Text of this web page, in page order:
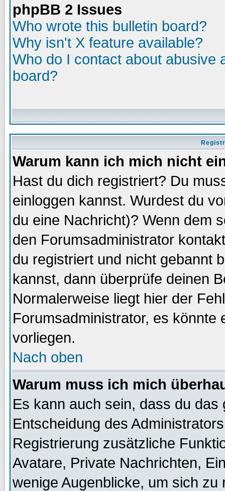
phpBB 2 Issues
Who wrote this bulletin board?
Why isn't X feature available?
Who do I contact about abusive
board?
Warum kann ich mich nicht
Hast du dich registriert? Du
einloggen kannst. Wurdest du
du eine Nachricht)? Wenn dem
den Forumsadministrator
du registriert und nicht gebannt
kannst, dann überprüfe deinen
Normalerweise liegt hier der
Forumsadministrator, es könnte
vorliegen.
Nach oben
Warum muss ich mich
Es kann auch sein, dass du
Entscheidung des
Registrierung zusätzliche
Avatare, Private Nachrichten,
wenige Augenblicke, um sich